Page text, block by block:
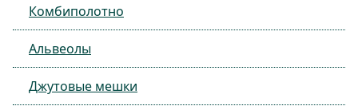
Комбиполотно
Альвеолы
Джутовые мешки